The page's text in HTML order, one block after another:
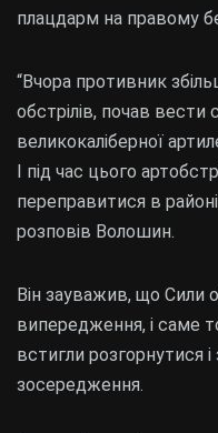
плацдарм на правому
“Вчора противник
обстрілів, почав
великокаліберної
І під час цього
переправитися в
розповів Волошин.
Він зауважив, що Сили
випередження, і саме
встигли розгорнутися
зосередження.